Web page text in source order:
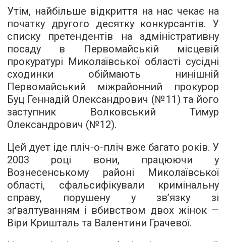
Утім, найбільше відкриття на нас чекає на
початку другого десятку конкурсантів. У
списку претендентів на адміністративну
посаду в Первомайській місцевій
прокуратурі Миколаївської області сусідні
сходинки обіймають нинішній
Первомайський міжрайонний прокурор
Буц Геннадій Олександрович (№11) та його
заступник Волковський Тимур
Олександрович (№12).
Цей дует іде пліч-о-пліч вже багато років. У
2003 році вони, працюючи у
Вознесенському районі Миколаївської
області, сфальсифікували кримінальну
справу, порушену у зв’язку зі
зґвалтуванням і вбивством двох жінок —
Віри Кришталь та Валентини Грачевої.